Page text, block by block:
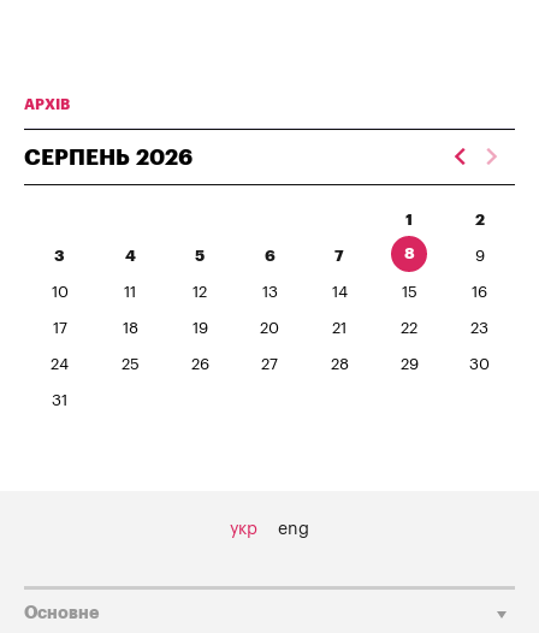
АРХІВ
СЕРПЕНЬ 2026
1 2
3 4 5 6 7 8 9
10 11 12 13 14 15 16
17 18 19 20 21 22 23
24 25 26 27 28 29 30
31
укр eng
Основне